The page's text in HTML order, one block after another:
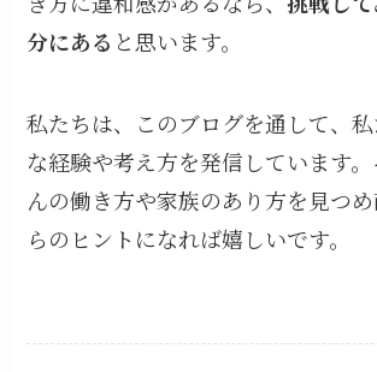
分にある と思います。
私たちは、このブログを通して、
な経験や考え方を発信しています
んの働き方や家族のあり方を見つ
らのヒントになれば嬉しいです。